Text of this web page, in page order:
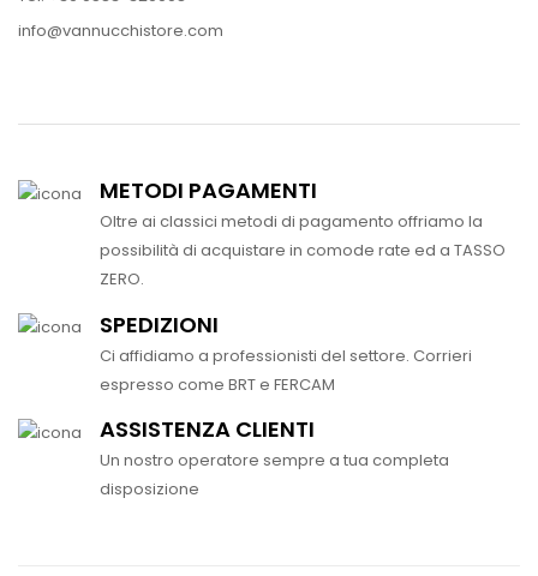
info@vannucchistore.com
METODI PAGAMENTI
Oltre ai classici metodi di pagamento offriamo la
possibilità di acquistare in comode rate ed a TASSO
ZERO.
SPEDIZIONI
Ci affidiamo a professionisti del settore. Corrieri
espresso come BRT e FERCAM
ASSISTENZA CLIENTI
Un nostro operatore sempre a tua completa
disposizione